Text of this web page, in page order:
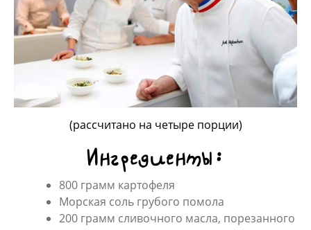
(рассчитано на четыре порции)
Ингредиенты:
800 грамм картофеля
Морская соль грубого помола
200 грамм сливочного масла, порезанного